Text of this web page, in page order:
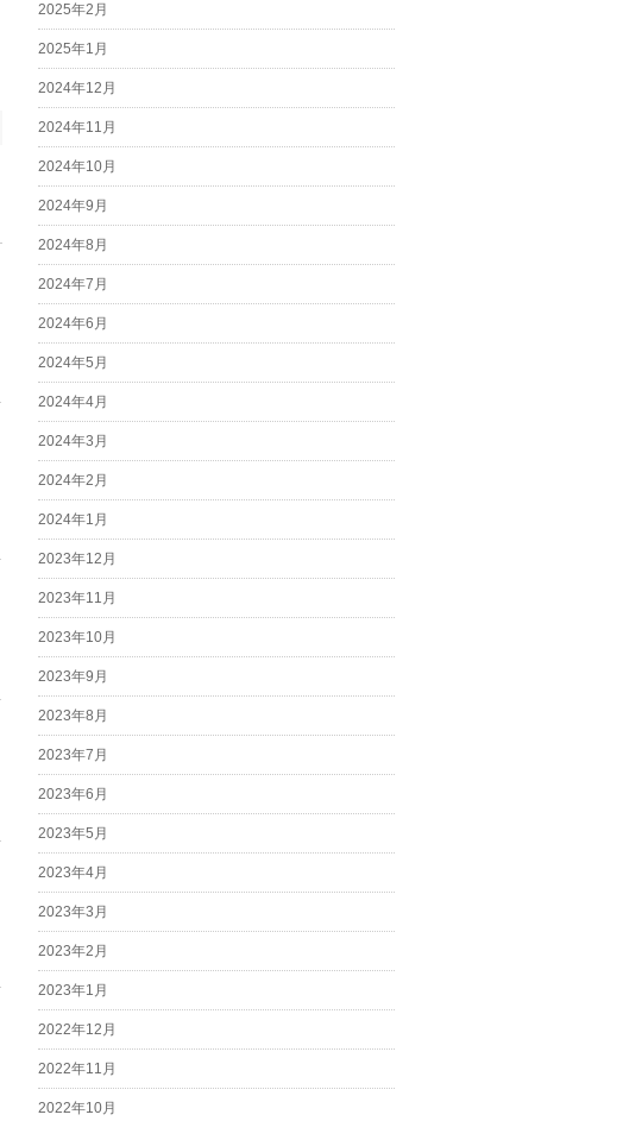
2025年2月
2025年1月
2024年12月
2024年11月
2024年10月
2024年9月
2024年8月
2024年7月
2024年6月
2024年5月
2024年4月
2024年3月
2024年2月
2024年1月
2023年12月
2023年11月
2023年10月
2023年9月
2023年8月
2023年7月
2023年6月
2023年5月
2023年4月
2023年3月
2023年2月
2023年1月
2022年12月
2022年11月
2022年10月